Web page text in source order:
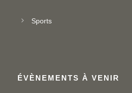
Sports
ÉVÈNEMENTS À VENIR